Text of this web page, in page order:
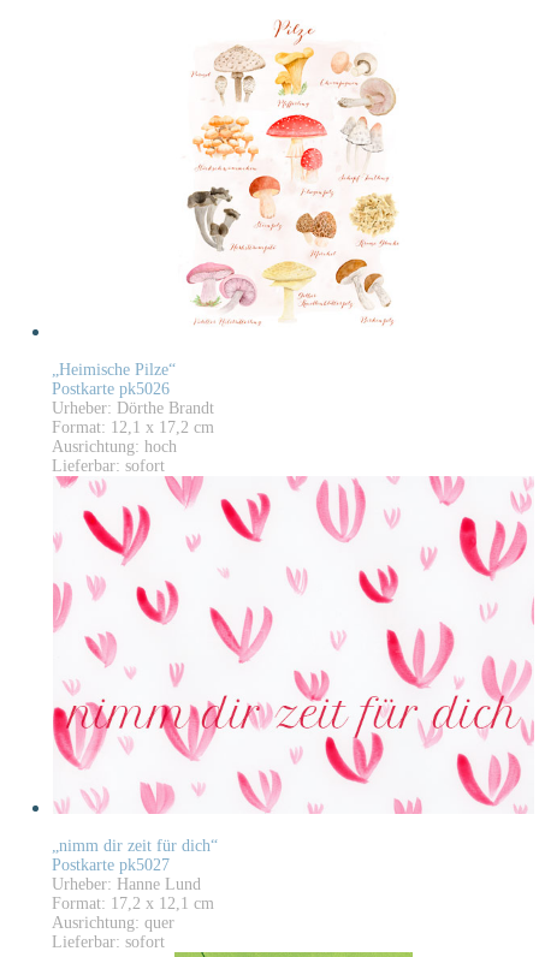
„Heimische Pilze“
Postkarte pk5026
Urheber: Dörthe Brandt
Format: 12,1 x 17,2 cm
Ausrichtung: hoch
Lieferbar: sofort
„nimm dir zeit für dich“
Postkarte pk5027
Urheber: Hanne Lund
Format: 17,2 x 12,1 cm
Ausrichtung: quer
Lieferbar: sofort